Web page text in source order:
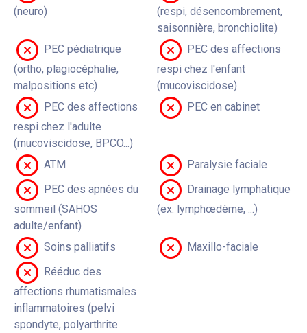
(neuro)
(respi, désencombrement,
saisonnière, bronchiolite)
PEC pédiatrique
(ortho, plagiocéphalie,
malpositions etc)
PEC des affections
respi chez l'enfant
(mucoviscidose)
PEC des affections
respi chez l'adulte
(mucoviscidose, BPCO...)
PEC en cabinet
ATM
Paralysie faciale
PEC des apnées du
sommeil (SAHOS
adulte/enfant)
Drainage lymphatique
(ex: lymphœdème, ...)
Soins palliatifs
Maxillo-faciale
Rééduc des
affections rhumatismales
inflammatoires (pelvi
spondyte, polyarthrite